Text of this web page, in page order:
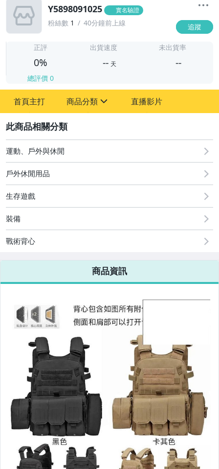
Y5898091025 實名驗證
粉絲數 1 40分鐘前上線 追蹤
正評
0%
總評價 0
出貨速度
-- 天
未出貨率
--
首頁主打 商品分類
圖書/影音/文具
古董、藝術與礦石
手機、配件與通訊
美容保養與彩妝
電腦、平板與周邊
汽機車精品百貨
居家、家具與園藝
玩具、模型與公仔
男性精品與服飾
偶像、球員卡與郵幣
女裝與服飾配件
手錶與飾品配件
女包精品與女鞋
直播影片
運動、戶外與休閒
戶外休閒用品
生存遊戲
裝備
戰術背心
商品資訊